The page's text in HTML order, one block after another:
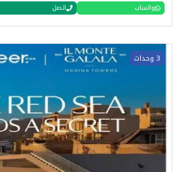
واتساب اتصل
3 وحدات